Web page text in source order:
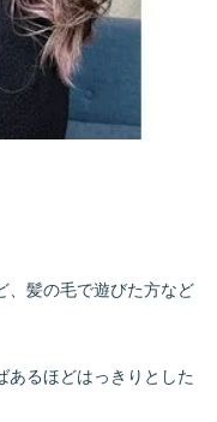
、髪の毛で遊びた方など
あるほどはっきりとした